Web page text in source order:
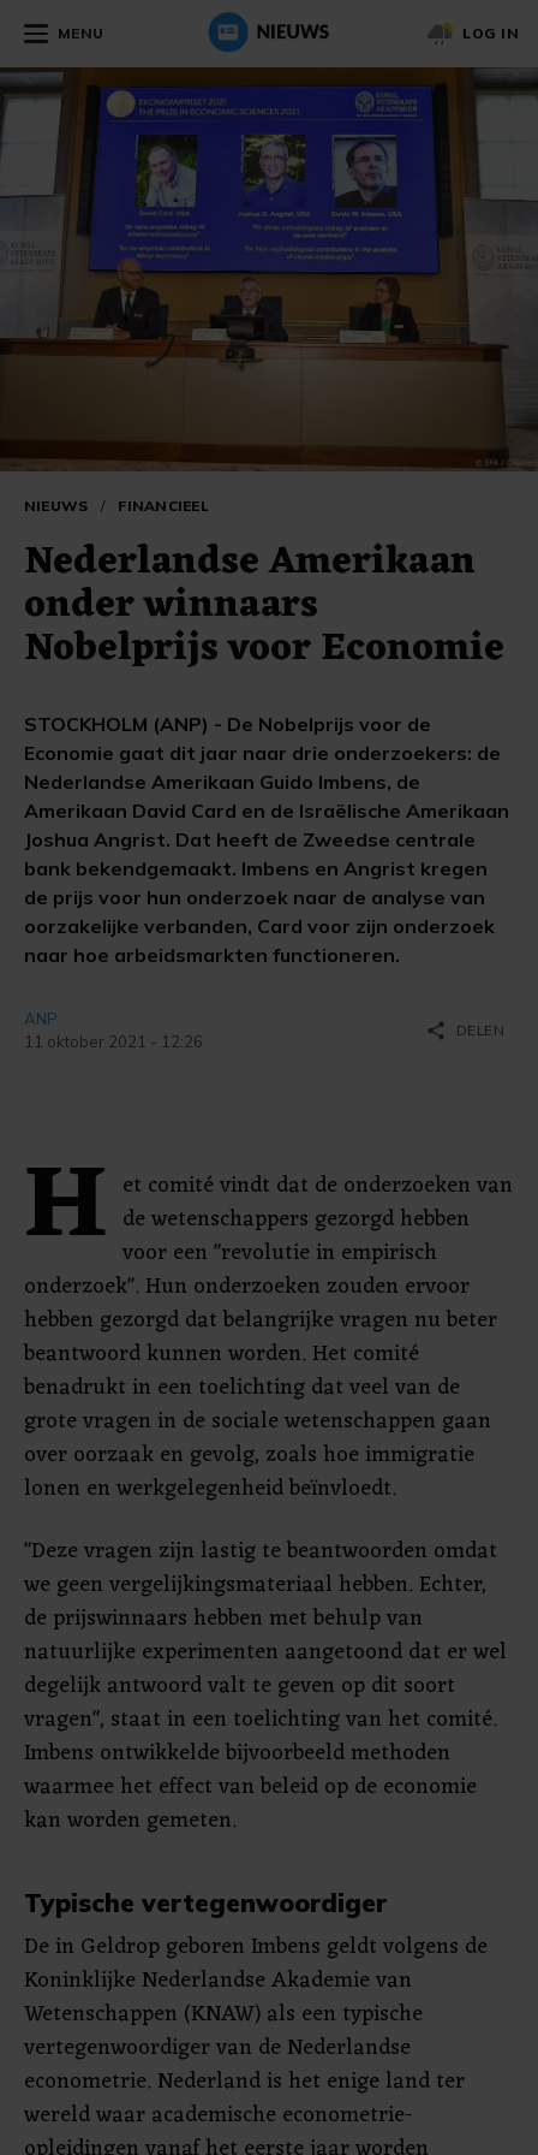
MENU LOG IN
NIEUWS / FINANCIEEL
Nederlandse Amerikaan
onder winnaars
Nobelprijs voor Economie
STOCKHOLM (ANP) - De Nobelprijs voor de
Economie gaat dit jaar naar drie onderzoekers: de
Nederlandse Amerikaan Guido Imbens, de
Amerikaan David Card en de Israëlische Amerikaan
Joshua Angrist. Dat heeft de Zweedse centrale
bank bekendgemaakt. Imbens en Angrist kregen
de prijs voor hun onderzoek naar de analyse van
oorzakelijke verbanden, Card voor zijn onderzoek
naar hoe arbeidsmarkten functioneren.
ANP
11 oktober 2021 - 12:26
share DELEN
H et comité vindt dat de onderzoeken van
de wetenschappers gezorgd hebben
voor een "revolutie in empirisch
onderzoek". Hun onderzoeken zouden ervoor
hebben gezorgd dat belangrijke vragen nu beter
beantwoord kunnen worden. Het comité
benadrukt in een toelichting dat veel van de
grote vragen in de sociale wetenschappen gaan
over oorzaak en gevolg, zoals hoe immigratie
lonen en werkgelegenheid beïnvloedt.
"Deze vragen zijn lastig te beantwoorden omdat
we geen vergelijkingsmateriaal hebben. Echter,
de prijswinnaars hebben met behulp van
natuurlijke experimenten aangetoond dat er wel
degelijk antwoord valt te geven op dit soort
vragen", staat in een toelichting van het comité.
Imbens ontwikkelde bijvoorbeeld methoden
waarmee het effect van beleid op de economie
kan worden gemeten.
Typische vertegenwoordiger
De in Geldrop geboren Imbens geldt volgens de
Koninklijke Nederlandse Akademie van
Wetenschappen (KNAW) als een typische
vertegenwoordiger van de Nederlandse
econometrie. Nederland is het enige land ter
wereld waar academische econometrie-